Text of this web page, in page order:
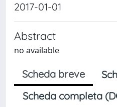
2017-01-01
Abstract
no available
Scheda breve
Scheda completa